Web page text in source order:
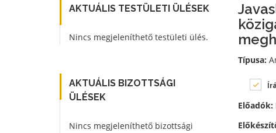
AKTUÁLIS TESTÜLETI ÜLÉSEK
Nincs megjeleníthető testületi ülés.
AKTUÁLIS BIZOTTSÁGI
ÜLÉSEK
Nincs megjeleníthető bizottsági
Típusa:
Előadók: